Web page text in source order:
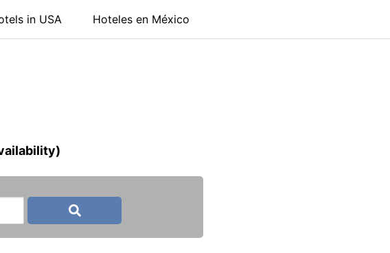
in USA Hoteles en México